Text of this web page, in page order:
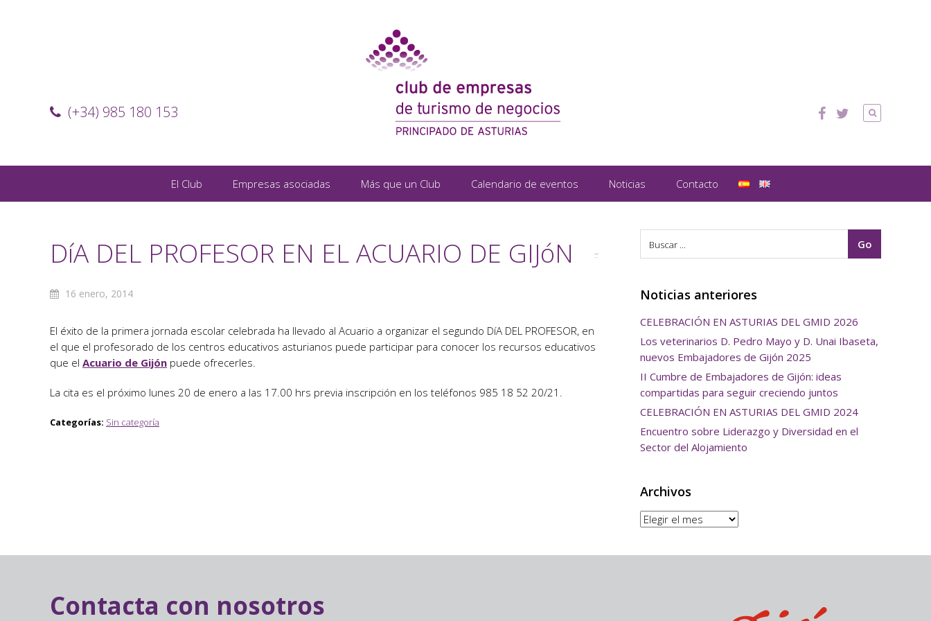
(+34) 985 180 153
El Club Empresas asociadas Más que un Club Calendario de eventos Noticias Contacto
DíA DEL PROFESOR EN EL ACUARIO DE GIJóN
16 enero, 2014
El éxito de la primera jornada escolar celebrada ha llevado al Acuario a organizar el segundo DíA DEL PROFESOR, en
el que el profesorado de los centros educativos asturianos puede participar para conocer los recursos educativos
que el Acuario de Gijón puede ofrecerles.
La cita es el próximo lunes 20 de enero a las 17.00 hrs previa inscripción en los teléfonos 985 18 52 20/21.
Categorías: Sin categoría
Noticias anteriores
CELEBRACIÓN EN ASTURIAS DEL GMID 2026
Los veterinarios D. Pedro Mayo y D. Unai Ibaseta,
nuevos Embajadores de Gijón 2025
II Cumbre de Embajadores de Gijón: ideas
compartidas para seguir creciendo juntos
CELEBRACIÓN EN ASTURIAS DEL GMID 2024
Encuentro sobre Liderazgo y Diversidad en el
Sector del Alojamiento
Archivos
Archivos
Contacta con nosotros